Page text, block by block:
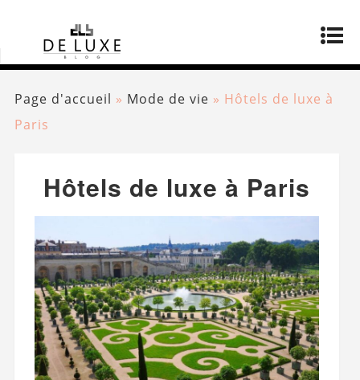
Page d'accueil » Mode de vie » Hôtels de luxe à
Paris
Hôtels de luxe à Paris